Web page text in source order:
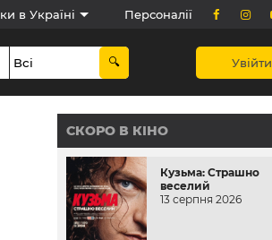
в Україні Персоналії
Увійти
СКОРО В КІНО
Кузьма: Страшно
веселий
13 серпня 2026